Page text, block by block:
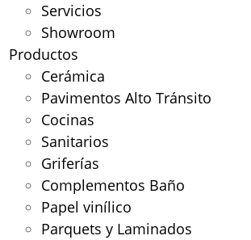
Servicios
Showroom
Productos
Cerámica
Pavimentos Alto Tránsito
Cocinas
Sanitarios
Griferías
Complementos Baño
Papel vinílico
Parquets y Laminados